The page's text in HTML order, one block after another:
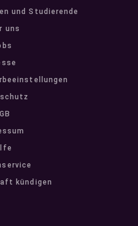
und Studierende
uns
kündigen